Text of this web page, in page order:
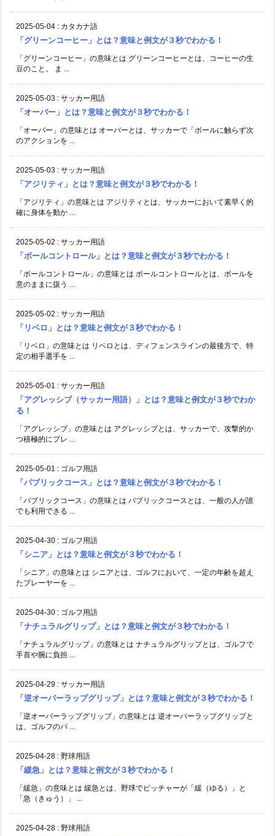
2025-05-04 : カタカナ語
「グリーンコーヒー」とは？意味と例文が３秒でわかる！
「グリーンコーヒー」の意味とは グリーンコーヒーとは、コーヒーの生
豆のこと。 ま ...
2025-05-03 : サッカー用語
「オーバー」とは？意味と例文が３秒でわかる！
「オーバー」の意味とは オーバーとは、サッカーで「ボールに触らず次
のアクションを ...
2025-05-03 : サッカー用語
「アジリティ」とは？意味と例文が３秒でわかる！
「アジリティ」の意味とは アジリティとは、サッカーにおいて素早く的
確に身体を動か ...
2025-05-02 : サッカー用語
「ボールコントロール」とは？意味と例文が３秒でわかる！
「ボールコントロール」の意味とは ボールコントロールとは、ボールを
意のままに扱う ...
2025-05-02 : サッカー用語
「リベロ」とは？意味と例文が３秒でわかる！
「リベロ」の意味とは リベロとは、ディフェンスラインの最後方で、特
定の相手選手を ...
2025-05-01 : サッカー用語
「アグレッシブ（サッカー用語）」とは？意味と例文が３秒でわか
る！
「アグレッシブ」の意味とは アグレッシブとは、サッカーで、攻撃的か
つ積極的にプレ ...
2025-05-01 : ゴルフ用語
「パブリックコース」とは？意味と例文が３秒でわかる！
「パブリックコース」の意味とは パブリックコースとは、一般の人が誰
でも利用できる ...
2025-04-30 : ゴルフ用語
「シニア」とは？意味と例文が３秒でわかる！
「シニア」の意味とは シニアとは、ゴルフにおいて、一定の年齢を超え
たプレーヤーを ...
2025-04-30 : ゴルフ用語
「ナチュラルグリップ」とは？意味と例文が３秒でわかる！
「ナチュラルグリップ」の意味とは ナチュラルグリップとは、ゴルフで
手首や腕に負担 ...
2025-04-29 : サッカー用語
「逆オーバーラップグリップ」とは？意味と例文が３秒でわかる！
「逆オーバーラップグリップ」の意味とは 逆オーバーラップグリップと
は、ゴルフのパ ...
2025-04-28 : 野球用語
「緩急」とは？意味と例文が３秒でわかる！
「緩急」の意味とは 緩急とは、野球でピッチャーが「緩（ゆる）」と
「急（きゅう）」 ...
2025-04-28 : 野球用語